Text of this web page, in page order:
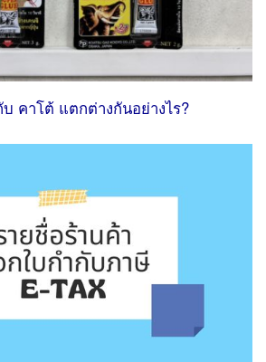
คาโต้ แตกต่างกันอย่างไร?